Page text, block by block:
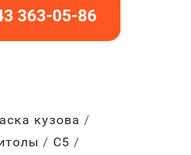
363-05-86
кузова
С5